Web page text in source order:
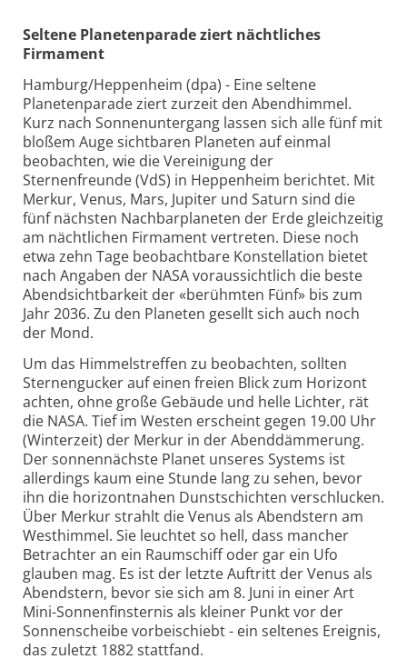
Seltene Planetenparade ziert nächtliches
Firmament
Hamburg/Heppenheim (dpa) - Eine seltene
Planetenparade ziert zurzeit den Abendhimmel.
Kurz nach Sonnenuntergang lassen sich alle fünf mit
bloßem Auge sichtbaren Planeten auf einmal
beobachten, wie die Vereinigung der
Sternenfreunde (VdS) in Heppenheim berichtet. Mit
Merkur, Venus, Mars, Jupiter und Saturn sind die
fünf nächsten Nachbarplaneten der Erde gleichzeitig
am nächtlichen Firmament vertreten. Diese noch
etwa zehn Tage beobachtbare Konstellation bietet
nach Angaben der NASA voraussichtlich die beste
Abendsichtbarkeit der «berühmten Fünf» bis zum
Jahr 2036. Zu den Planeten gesellt sich auch noch
der Mond.
Um das Himmelstreffen zu beobachten, sollten
Sternengucker auf einen freien Blick zum Horizont
achten, ohne große Gebäude und helle Lichter, rät
die NASA. Tief im Westen erscheint gegen 19.00 Uhr
(Winterzeit) der Merkur in der Abenddämmerung.
Der sonnennächste Planet unseres Systems ist
allerdings kaum eine Stunde lang zu sehen, bevor
ihn die horizontnahen Dunstschichten verschlucken.
Über Merkur strahlt die Venus als Abendstern am
Westhimmel. Sie leuchtet so hell, dass mancher
Betrachter an ein Raumschiff oder gar ein Ufo
glauben mag. Es ist der letzte Auftritt der Venus als
Abendstern, bevor sie sich am 8. Juni in einer Art
Mini-Sonnenfinsternis als kleiner Punkt vor der
Sonnenscheibe vorbeischiebt - ein seltenes Ereignis,
das zuletzt 1882 stattfand.